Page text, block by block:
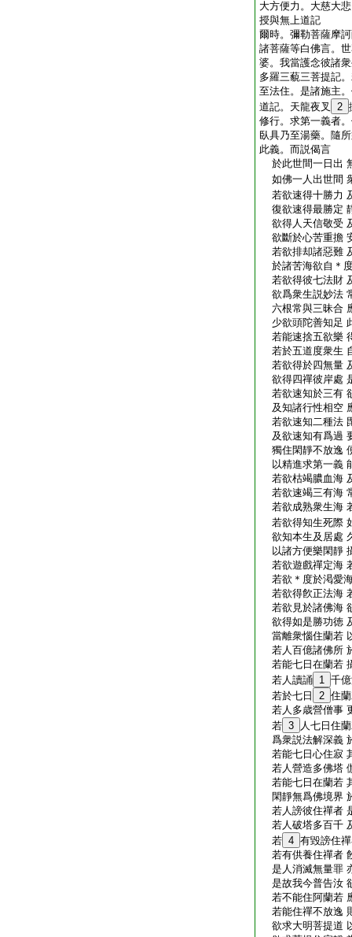
大方便力。大慈大
授與無上道記
爾時。彌勒菩薩摩
諸菩薩等白佛言。
婆。我當護念彼諸
多羅三藐三菩提記
至法住。是諸施主
道記。天龍夜叉
2
修行。求第一義者
臥具乃至湯藥。隨
此義。而説偈言
於此世間一日出
如佛一人出世間
若欲速得十勝力
復欲速得最勝定
欲得人天信敬受
欲斷於心苦重擔
若欲排却諸惡難
於諸苦海欲自＊
若欲得彼七法財
欲爲衆生説妙法
六根常與三昧合
少欲頭陀善知足
若能速捨五欲樂
若於五道度衆生
若欲得於四無量
欲得四禪彼岸處
若欲速知於三有
及知諸行性相空
若欲速知二種法
及欲速知有爲過
獨住閑靜不放逸
以精進求第一義
若欲枯竭膿血海
若欲速竭三有海
若欲成熟衆生海
若欲得知生死際
欲知本生及居處
以諸方便樂閑靜
若欲遊戲禪定海
若欲＊度於渇愛
若欲得飮正法海
若欲見於諸佛海
欲得如是勝功徳
當離衆惱住蘭若
若人百億諸佛所
若能七日在蘭若
若人讀誦 1 千
若於七日
2 住
若人多歳營僧事
若 3
人七日住
爲衆説法解深義
若能七日心住寂
若人營造多佛塔
若能七日在蘭若
閑靜無爲佛境界
若人謗彼住禪者
若人破塔多百千
若 4 有毀謗住
若有供養住禪者
是人消滅無量罪
是故我今普告汝
若不能住阿蘭若
若能住禪不放逸
欲求大明菩提道